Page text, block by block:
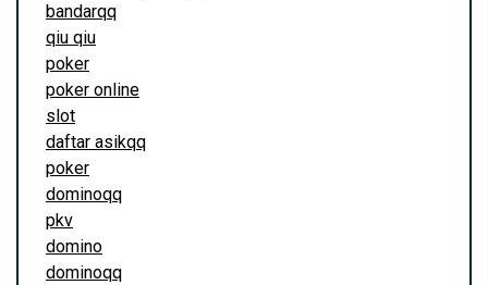
bandarqq
qiu qiu
poker
poker online
slot
daftar asikqq
poker
dominoqq
pkv
domino
dominoqq